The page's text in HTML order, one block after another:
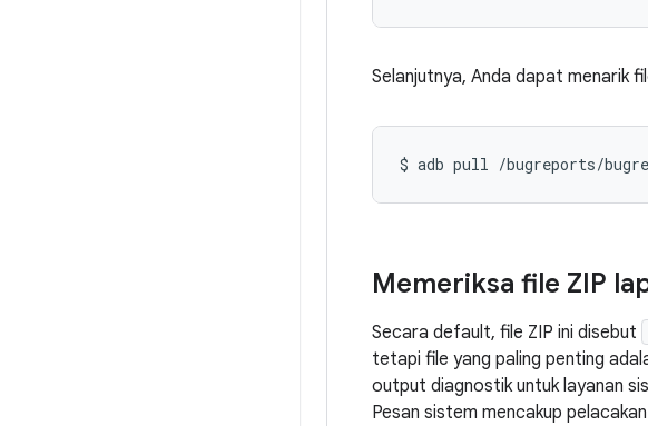
Selanjutnya, Anda dapat menarik
Memeriksa file ZIP
Secara default, file ZIP ini disebut
tetapi file yang paling penting
output diagnostik untuk layanan
Pesan sistem mencakup